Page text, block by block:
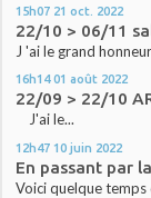
15h07 21 oct. 2022
22/10 > 06/11
J 'ai le grand
16h14 01 août 2022
22/09 > 22/10
J'ai le...
12h47 10 juin 2022
En passant par
Voici quelque